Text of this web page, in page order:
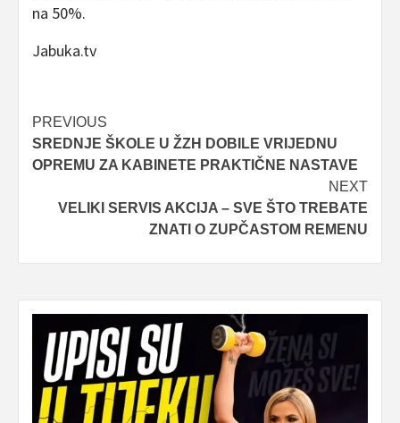
na 50%.
Jabuka.tv
Post
navigation
PREVIOUS
SREDNJE ŠKOLE U ŽZH DOBILE VRIJEDNU
OPREMU ZA KABINETE PRAKTIČNE NASTAVE
NEXT
VELIKI SERVIS AKCIJA – SVE ŠTO TREBATE
ZNATI O ZUPČASTOM REMENU